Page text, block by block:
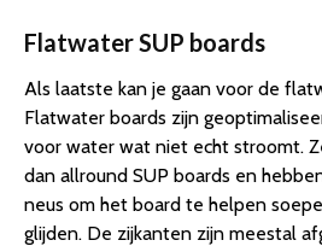
Flatwater SUP boards
Als laatste kan je gaan voor de
Flatwater boards zijn
voor water wat niet echt stroomt.
dan allround SUP boards en
neus om het board te helpen
glijden. De zijkanten zijn meestal